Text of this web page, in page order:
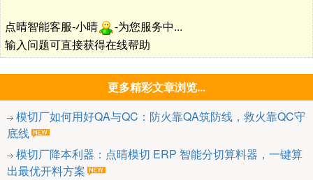
点晴智能客服-小晴
-为您服务中...
输入问题可直接获得在线帮助
更多精彩文章浏览...
模切厂如何用好QA与QC：防火靠QA筑防线，救火靠QC守
底线
模切厂降本利器：点晴模切 ERP 智能分切算料器，一键算
出最优开料方案